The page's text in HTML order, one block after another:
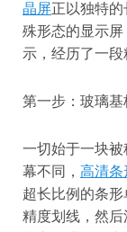
晶屏正以独特
殊形态的显示
示，经历了一段
第一步：玻璃基
一切始于一块被
幕不同， 高清条
超长比例的条
精度划线，然